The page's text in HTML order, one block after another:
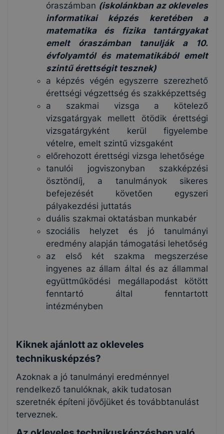
óraszámban (iskolánkban az okleveles
informatikai képzés keretében a
matematika és fizika tantárgyakat
emelt óraszámban tanulják a 10.
évfolyamtól és matematikából emelt
szintű érettségit tesznek)
a képzés végén egyszerre szerezhető
érettségi végzettség és szakképzettség
a szakmai vizsga a kötelező
vizsgatárgyak mellett ötödik érettségi
vizsgatárgyként kerül figyelembe
vételre, emelt szintű vizsgaként
előrehozott érettségi vizsga lehetősége
tanulói jogviszonyban szakképzési
ösztöndíj, a tanulmányok sikeres
befejezését követően egyszeri
pályakezdési juttatás
duális szakmai oktatásban munkabér
szociális helyzet és jó tanulmányi
eredmény alapján támogatási lehetőség
az első két szakma megszerzése
ingyenes az állam által és az állammal
együttműködési megállapodást kötött
fenntartó által fenntartott
intézményben
Kiknek ajánlott az okleveles
technikusképzés?
Azoknak a jó tanulmányi eredménnyel
rendelkező tanulóknak, akik tudatosan
szeretnék építeni jövőjüket és továbbtanulást
terveznek.